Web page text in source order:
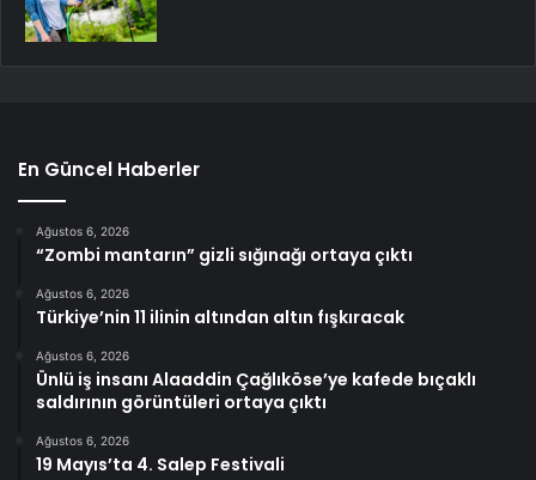
En Güncel Haberler
Ağustos 6, 2026
“Zombi mantarın” gizli sığınağı ortaya çıktı
Ağustos 6, 2026
Türkiye’nin 11 ilinin altından altın fışkıracak
Ağustos 6, 2026
Ünlü iş insanı Alaaddin Çağlıköse’ye kafede bıçaklı
saldırının görüntüleri ortaya çıktı
Ağustos 6, 2026
19 Mayıs’ta 4. Salep Festivali